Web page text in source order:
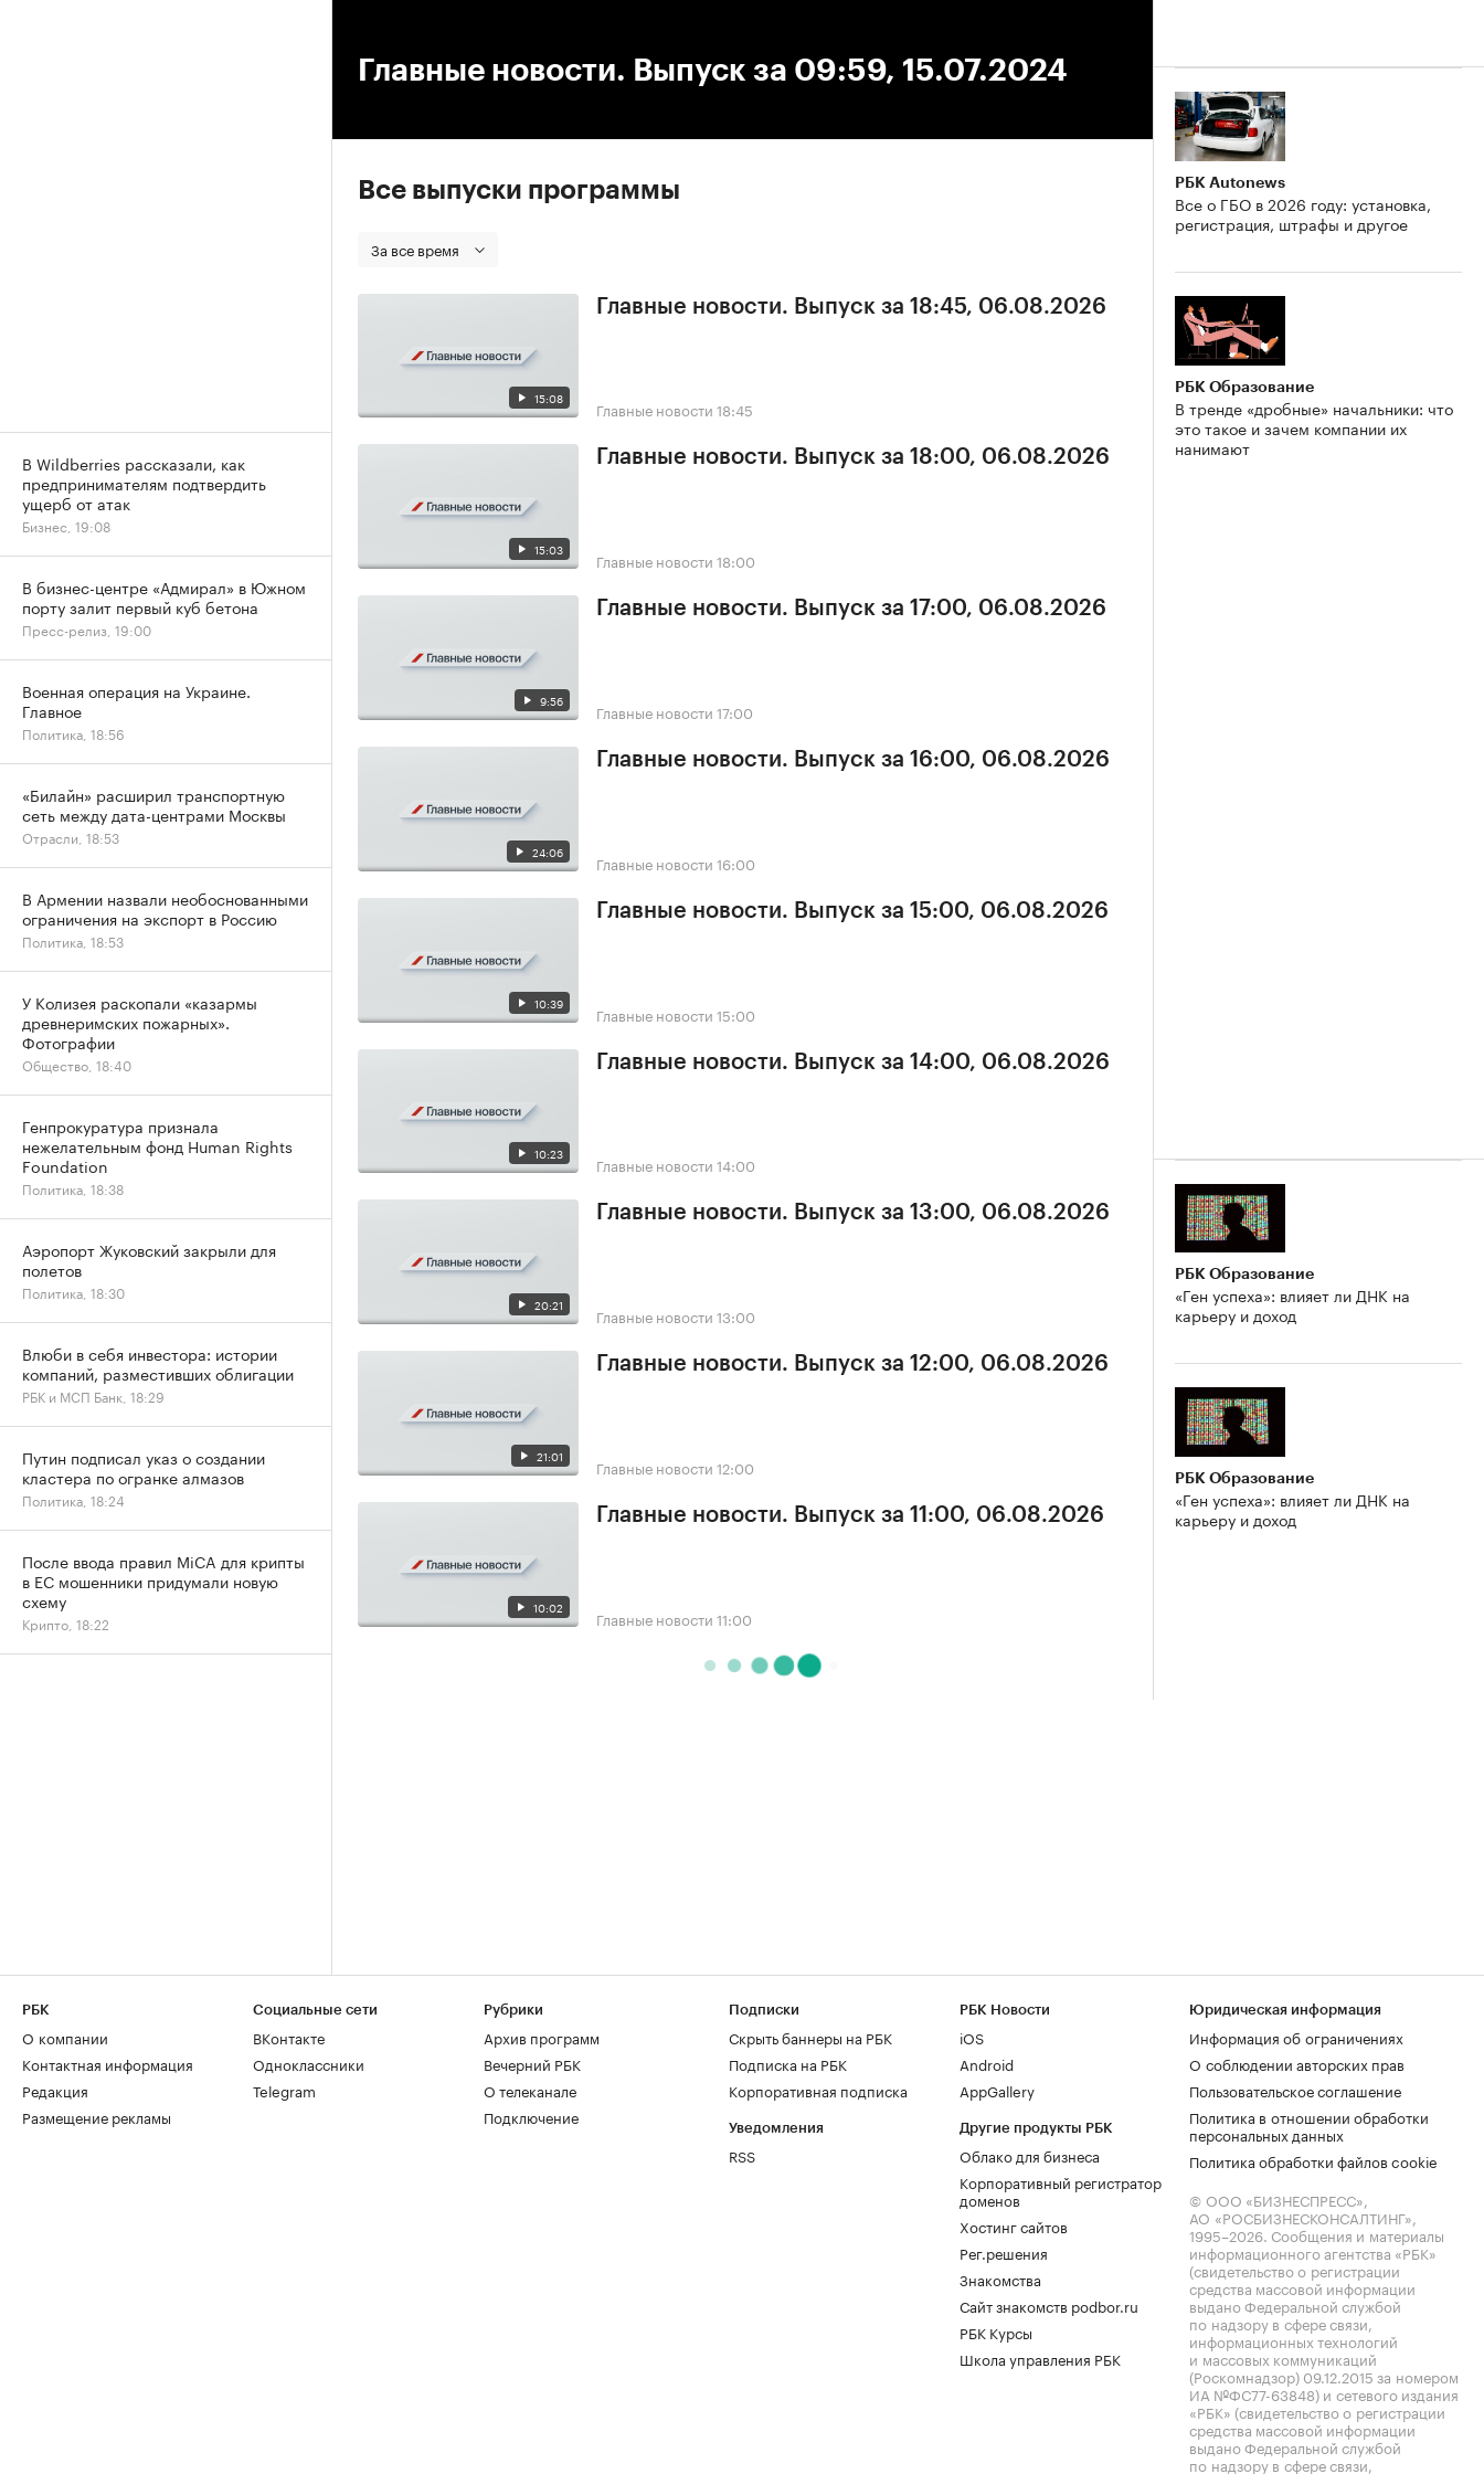
Главные новости. Выпуск за 09:59, 15.07.2024
Все выпуски программы
За все время
15:08
Главные новости. Выпуск за 18:45, 06.08.2026
Главные новости 18:45
15:03
Главные новости. Выпуск за 18:00, 06.08.2026
Главные новости 18:00
9:56
Главные новости. Выпуск за 17:00, 06.08.2026
Главные новости 17:00
24:06
Главные новости. Выпуск за 16:00, 06.08.2026
Главные новости 16:00
10:39
Главные новости. Выпуск за 15:00, 06.08.2026
Главные новости 15:00
10:23
Главные новости. Выпуск за 14:00, 06.08.2026
Главные новости 14:00
20:21
Главные новости. Выпуск за 13:00, 06.08.2026
Главные новости 13:00
21:01
Главные новости. Выпуск за 12:00, 06.08.2026
Главные новости 12:00
10:02
Главные новости. Выпуск за 11:00, 06.08.2026
Главные новости 11:00
РБК Autonews
Все о ГБО в 2026 году: установка,
регистрация, штрафы и другое
РБК Образование
В тренде «дробные» начальники: что
это такое и зачем компании их
нанимают
РБК Образование
«Ген успеха»: влияет ли ДНК на
карьеру и доход
РБК Образование
«Ген успеха»: влияет ли ДНК на
карьеру и доход
В Wildberries рассказали, как
предпринимателям подтвердить
ущерб от атак
Бизнес, 19:08
В бизнес-центре «Адмирал» в Южном
порту залит первый куб бетона
Пресс-релиз, 19:00
Военная операция на Украине.
Главное
Политика, 18:56
«Билайн» расширил транспортную
сеть между дата-центрами Москвы
Отрасли, 18:53
В Армении назвали необоснованными
ограничения на экспорт в Россию
Политика, 18:53
У Колизея раскопали «казармы
древнеримских пожарных».
Фотографии
Общество, 18:40
Генпрокуратура признала
нежелательным фонд Human Rights
Foundation
Политика, 18:38
Аэропорт Жуковский закрыли для
полетов
Политика, 18:30
Влюби в себя инвестора: истории
компаний, разместивших облигации
РБК и МСП Банк, 18:29
Путин подписал указ о создании
кластера по огранке алмазов
Политика, 18:24
После ввода правил MiCA для крипты
в ЕС мошенники придумали новую
схему
Крипто, 18:22
РБК
О компании
Контактная информация
Редакция
Размещение рекламы
Социальные сети
ВКонтакте
Одноклассники
Telegram
Рубрики
Архив программ
Вечерний РБК
О телеканале
Подключение
Подписки
Скрыть баннеры на РБК
Подписка на РБК
Корпоративная подписка
Уведомления
RSS
РБК Новости
iOS
Android
AppGallery
Другие продукты РБК
Облако для бизнеса
Корпоративный регистратор
доменов
Хостинг сайтов
Рег.решения
Знакомства
Сайт знакомств podbor.ru
РБК Курсы
Школа управления РБК
Юридическая информация
Информация об ограничениях
О соблюдении авторских прав
Пользовательское соглашение
Политика в отношении обработки
персональных данных
Политика обработки файлов cookie
© ООО «БИЗНЕСПРЕСС»,
АО «РОСБИЗНЕСКОНСАЛТИНГ»,
1995–2026. Сообщения и материалы
информационного агентства «РБК»
(свидетельство о регистрации
средства массовой информации
выдано Федеральной службой
по надзору в сфере связи,
информационных технологий
и массовых коммуникаций
(Роскомнадзор) 09.12.2015 за номером
ИА №ФС77-63848) и сетевого издания
«РБК» (свидетельство о регистрации
средства массовой информации
выдано Федеральной службой
по надзору в сфере связи,